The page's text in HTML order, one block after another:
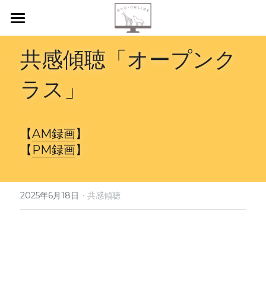
【新規申込】
自己内省
共感傾聴
月イチ読書会
振り返り会
個人セッション
共感傾聴「オープンク
ラス」
【AM録画】
【 PM録画】
2025年6月18日 · 共感傾聴